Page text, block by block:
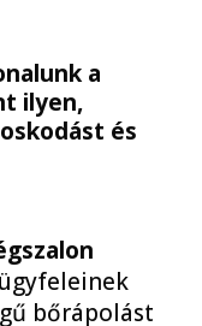
a
ilyen,
és
bőrápolást